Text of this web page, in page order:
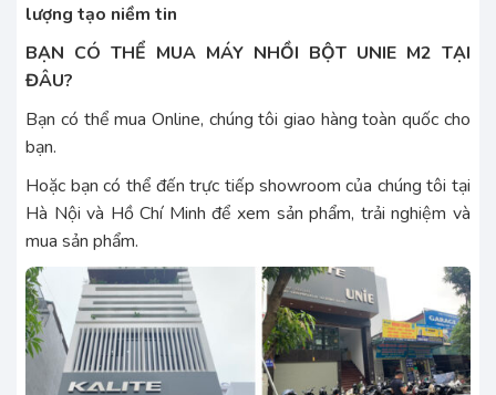
lượng tạo niềm tin
BẠN CÓ THỂ MUA MÁY NHỒI BỘT UNIE M2 TẠI
ĐÂU?
Bạn có thể mua Online, chúng tôi giao hàng toàn quốc cho
bạn.
Hoặc bạn có thể đến trực tiếp showroom của chúng tôi tại
Hà Nội và Hồ Chí Minh để xem sản phẩm, trải nghiệm và
mua sản phẩm.